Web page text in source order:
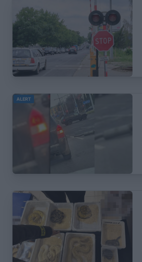
ALERT